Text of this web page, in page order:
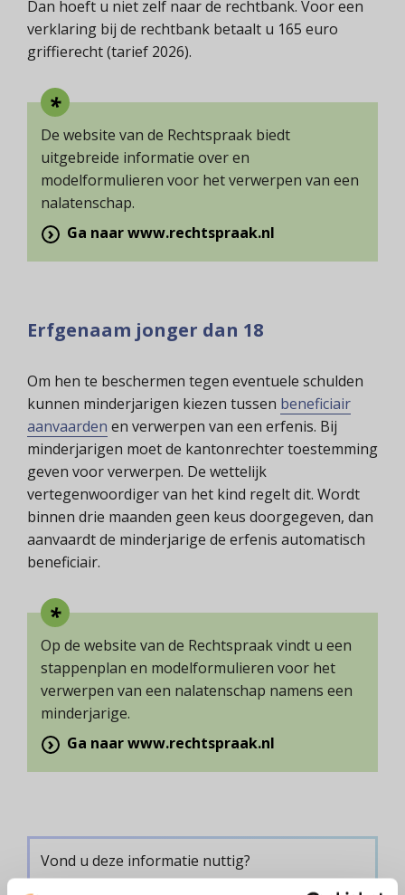
Dan hoeft u niet zelf naar de rechtbank. Voor een
verklaring bij de rechtbank betaalt u 165 euro
griffierecht (tarief 2026).
De website van de Rechtspraak biedt
uitgebreide informatie over en
modelformulieren voor het verwerpen van een
nalatenschap.
Ga naar www.rechtspraak.nl
Erfgenaam jonger dan 18
Om hen te beschermen tegen eventuele schulden
kunnen minderjarigen kiezen tussen beneficiair
aanvaarden en verwerpen van een erfenis. Bij
minderjarigen moet de kantonrechter toestemming
geven voor verwerpen. De wettelijk
vertegenwoordiger van het kind regelt dit. Wordt
binnen drie maanden geen keus doorgegeven, dan
aanvaardt de minderjarige de erfenis automatisch
beneficiair.
Op de website van de Rechtspraak vindt u een
stappenplan en modelformulieren voor het
verwerpen van een nalatenschap namens een
minderjarige.
Ga naar www.rechtspraak.nl
Vond u deze informatie nuttig?